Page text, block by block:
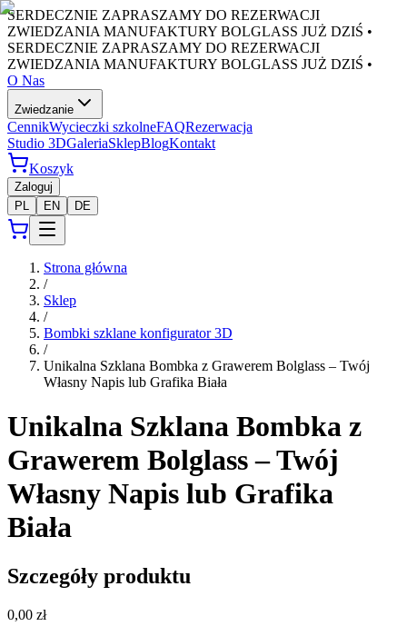
SERDECZNIE ZAPRASZAMY DO REZERWACJI
ZWIEDZANIA MANUFAKTURY BOLGLASS JUŻ DZIŚ •
SERDECZNIE ZAPRASZAMY DO REZERWACJI
ZWIEDZANIA MANUFAKTURY BOLGLASS JUŻ DZIŚ •
O Nas
Zwiedzanie
CennikWycieczki szkolneFAQRezerwacja
Studio 3DGaleriaSklepBlogKontakt
Koszyk
Zaloguj
PL
EN DE
Strona główna
/
Sklep
/
Bombki szklane konfigurator 3D
/
Unikalna Szklana Bombka z Grawerem Bolglass – Twój
Własny Napis lub Grafika Biała
Unikalna Szklana Bombka z
Grawerem Bolglass – Twój
Własny Napis lub Grafika
Biała
Szczegóły produktu
0,00 zł